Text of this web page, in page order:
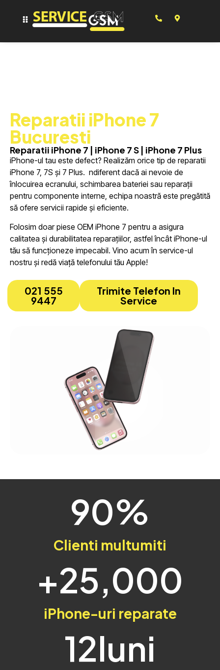
Reparatii iPhone 7
Bucuresti
Reparatii iPhone 7 | iPhone 7 S | iPhone 7 Plus
iPhone-ul tau este defect? Realizăm orice tip de reparatii
iPhone 7, 7S și 7 Plus. ndiferent dacă ai nevoie de
înlocuirea ecranului, schimbarea bateriei sau reparații
pentru componente interne, echipa noastră este pregătită
să ofere servicii rapide și eficiente.
Folosim doar piese OEM iPhone 7 pentru a asigura
calitatea și durabilitatea reparațiilor, astfel încât iPhone-ul
tău să funcționeze impecabil. Vino acum în service-ul
nostru și redă viață telefonului tău Apple!
021 555
9447
Trimite Telefon In
Service
Clienti multumiti
90%
iPhone-uri reparate
+25,000
12luni